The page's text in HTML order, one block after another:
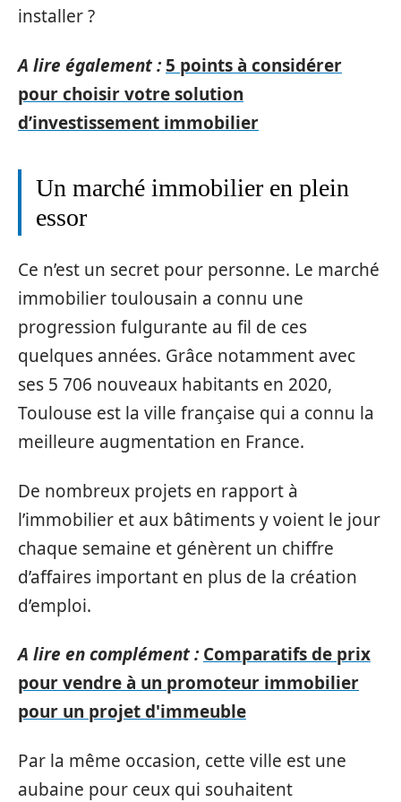
installer ?
A lire également : 5 points à considérer
pour choisir votre solution
d’investissement immobilier
Un marché immobilier en plein
essor
Ce n’est un secret pour personne. Le marché
immobilier toulousain a connu une
progression fulgurante au fil de ces
quelques années. Grâce notamment avec
ses 5 706 nouveaux habitants en 2020,
Toulouse est la ville française qui a connu la
meilleure augmentation en France.
De nombreux projets en rapport à
l’immobilier et aux bâtiments y voient le jour
chaque semaine et génèrent un chiffre
d’affaires important en plus de la création
d’emploi.
A lire en complément : Comparatifs de prix
pour vendre à un promoteur immobilier
pour un projet d'immeuble
Par la même occasion, cette ville est une
aubaine pour ceux qui souhaitent